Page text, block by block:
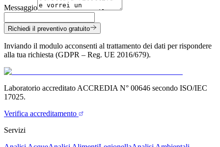
Messaggio
Richiedi il preventivo gratuito
Inviando il modulo acconsenti al trattamento dei dati per rispondere
alla tua richiesta (GDPR – Reg. UE 2016/679).
Laboratorio accreditato ACCREDIA N° 00646 secondo ISO/IEC
17025.
Verifica accreditamento
Servizi